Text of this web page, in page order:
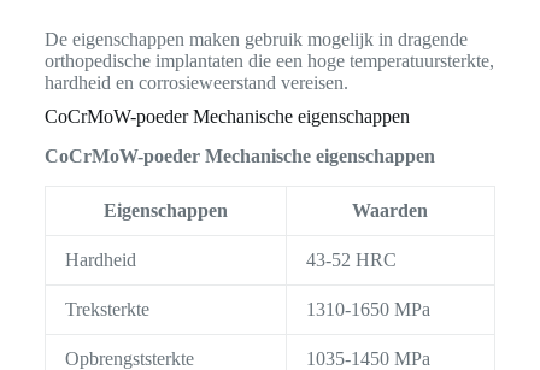
De eigenschappen maken gebruik mogelijk in dragende
orthopedische implantaten die een hoge temperatuursterkte,
hardheid en corrosieweerstand vereisen.
CoCrMoW-poeder Mechanische eigenschappen
CoCrMoW-poeder Mechanische eigenschappen
Eigenschappen Waarden
Hardheid 43-52 HRC
Treksterkte 1310-1650 MPa
Opbrengststerkte 1035-1450 MPa